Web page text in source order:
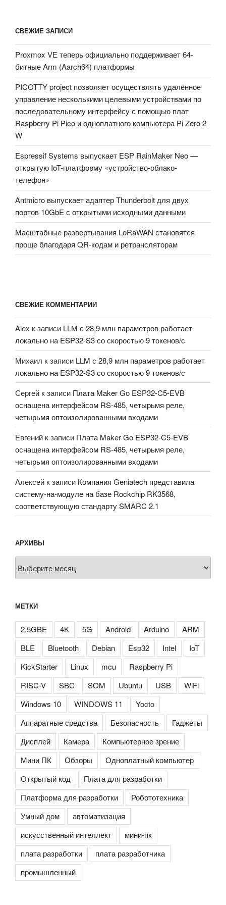
СВЕЖИЕ ЗАПИСИ
Proxmox VE теперь официально поддерживает 64-
битные Arm (Aarch64) платформы
PICOTTY project позволяет осуществлять удалённое
управление несколькими целевыми устройствами по
последовательному интерфейсу с помощью плат
Raspberry Pi Pico и одноплатного компьютера Pi Zero 2
W
Espressif Systems выпускает ESP RainMaker Neo —
открытую IoT-платформу «устройство-облако-
телефон»
Antmicro выпускает адаптер Thunderbolt для двух
портов 10GbE с открытыми исходными данными
Масштабные развертывания LoRaWAN становятся
проще благодаря QR-кодам и ретрансляторам
СВЕЖИЕ КОММЕНТАРИИ
Alex к записи LLM с 28,9 млн параметров работает
локально на ESP32-S3 со скоростью 9 токенов/с
Михаил к записи LLM с 28,9 млн параметров работает
локально на ESP32-S3 со скоростью 9 токенов/с
Сергей к записи Плата Maker Go ESP32-C5-EVB
оснащена интерфейсом RS-485, четырьмя реле,
четырьмя оптоизолированными входами
Евгений к записи Плата Maker Go ESP32-C5-EVB
оснащена интерфейсом RS-485, четырьмя реле,
четырьмя оптоизолированными входами
Алексей к записи Компания Geniatech представила
систему-на-модуле на базе Rockchip RK3568,
соответствующую стандарту SMARC 2.1
АРХИВЫ
МЕТКИ
2.5GBE 4K 5G Android Arduino
ARM
BLE
Bluetooth Debian Esp32 Intel
IoT
KickStarter
Linux mcu
Raspberry Pi
RISC-V
SBC SOM Ubuntu USB
WiFi
Windows 10
WINDOWS 11
Yocto
Аппаратные средства
Безопасность
Гаджеты
Дисплей
Камера
Компьютерное зрение
Мини ПК
Обзоры
Одноплатный компьютер
Открытый код
Плата для разработки
Платформа для разработки
Робототехника
Умный дом
автоматизация
искусственный интеллект
мини-пк
плата разработки
плата разработчика
промышленный